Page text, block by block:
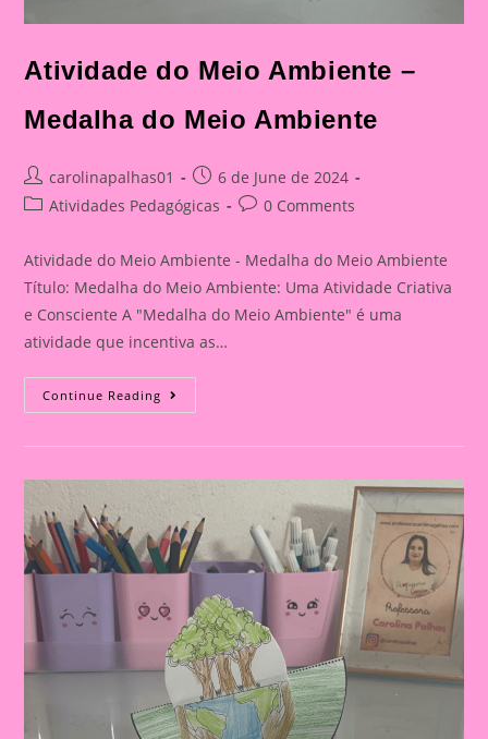
Atividade do Meio Ambiente –
Medalha do Meio Ambiente
Post
author:
carolinapalhas01
Post
published:
6 de June de 2024
PostAtividades Pedagógicas
Post0 Comments
Atividade do Meio Ambiente - Medalha do Meio Ambiente
Título: Medalha do Meio Ambiente: Uma Atividade Criativa
e Consciente A "Medalha do Meio Ambiente" é uma
atividade que incentiva as…
Continue Reading Atividade
Do
Ambiente
Do
Meio
Ambiente